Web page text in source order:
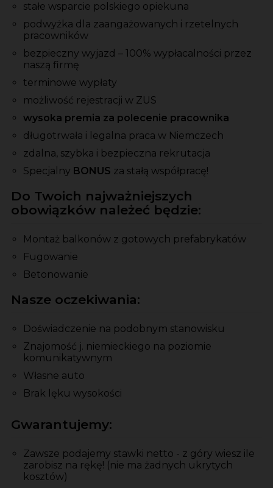
stałe wsparcie polskiego opiekuna
podwyżka dla zaangażowanych i rzetelnych
pracowników
bezpieczny wyjazd – 100% wypłacalności przez
naszą firmę
terminowe wypłaty
możliwość rejestracji w ZUS
wysoka premia za polecenie pracownika
długotrwała i legalna praca w Niemczech
zdalna, szybka i bezpieczna rekrutacja
Specjalny BONUS za stałą współpracę!
Do Twoich najważniejszych
obowiązków należeć będzie:
Montaż balkonów z gotowych prefabrykatów
Fugowanie
Betonowanie
Nasze oczekiwania:
Doświadczenie na podobnym stanowisku
Znajomość j. niemieckiego na poziomie
komunikatywnym
Własne auto
Brak lęku wysokości
Gwarantujemy:
Zawsze podajemy stawki netto - z góry wiesz ile
zarobisz na rękę! (nie ma żadnych ukrytych
kosztów)